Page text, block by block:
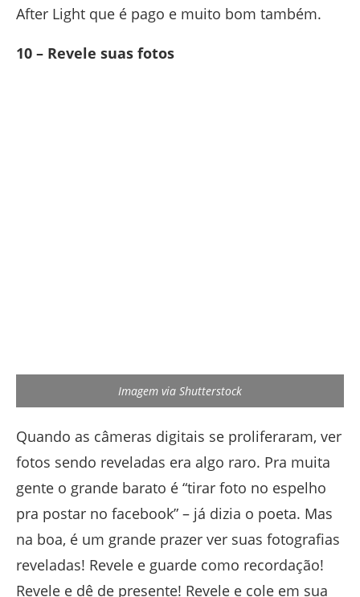
After Light que é pago e muito bom também.
10 – Revele suas fotos
Imagem via Shutterstock
Quando as câmeras digitais se proliferaram, ver
fotos sendo reveladas era algo raro. Pra muita
gente o grande barato é “tirar foto no espelho
pra postar no facebook” – já dizia o poeta. Mas
na boa, é um grande prazer ver suas fotografias
reveladas! Revele e guarde como recordação!
Revele e dê de presente! Revele e cole em sua